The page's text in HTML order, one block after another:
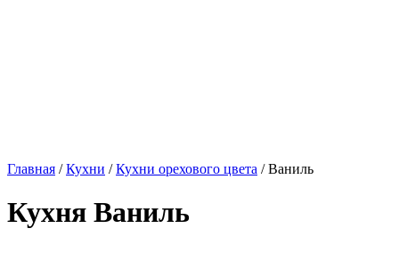
Главная /Кухни /Кухни орехового цвета / Ваниль
Кухня Ваниль